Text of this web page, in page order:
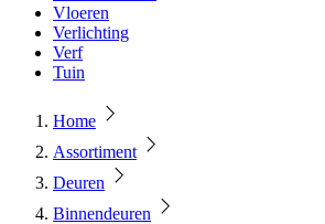
Vloeren
Verlichting
Verf
Tuin
Home
Assortiment
Deuren
Binnendeuren